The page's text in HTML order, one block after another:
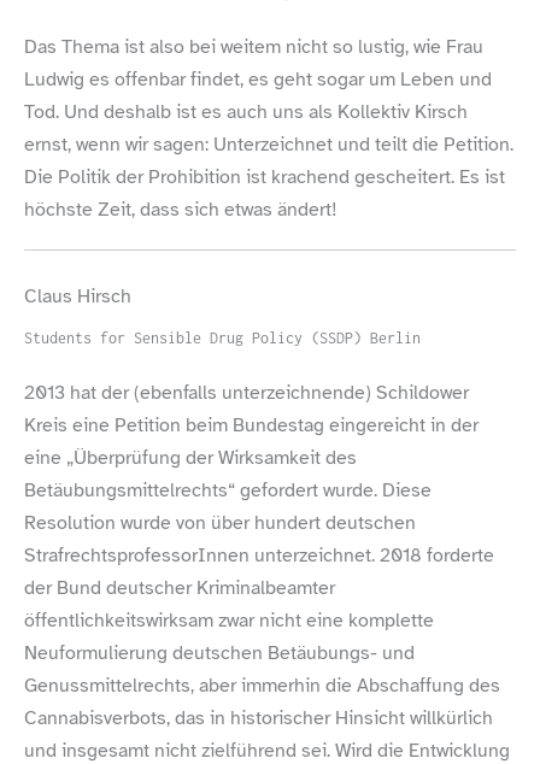
Das Thema ist also bei weitem nicht so lustig, wie Frau
Ludwig es offenbar findet, es geht sogar um Leben und
Tod. Und deshalb ist es auch uns als Kollektiv Kirsch
ernst, wenn wir sagen: Unterzeichnet und teilt die Petition.
Die Politik der Prohibition ist krachend gescheitert. Es ist
höchste Zeit, dass sich etwas ändert!
Claus Hirsch
Students for Sensible Drug Policy (SSDP) Berlin
2013 hat der (ebenfalls unterzeichnende) Schildower
Kreis eine Petition beim Bundestag eingereicht in der
eine „Überprüfung der Wirksamkeit des
Betäubungsmittelrechts“ gefordert wurde. Diese
Resolution wurde von über hundert deutschen
StrafrechtsprofessorInnen unterzeichnet. 2018 forderte
der Bund deutscher Kriminalbeamter
öffentlichkeitswirksam zwar nicht eine komplette
Neuformulierung deutschen Betäubungs- und
Genussmittelrechts, aber immerhin die Abschaffung des
Cannabisverbots, das in historischer Hinsicht willkürlich
und insgesamt nicht zielführend sei. Wird die Entwicklung